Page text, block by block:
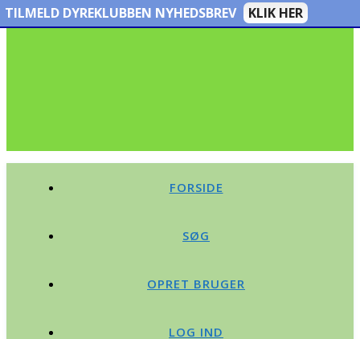
FORSIDE
SØG
OPRET BRUGER
LOG IND
TILMELD DYREKLUBBEN NYHEDSBREV KLIK HER